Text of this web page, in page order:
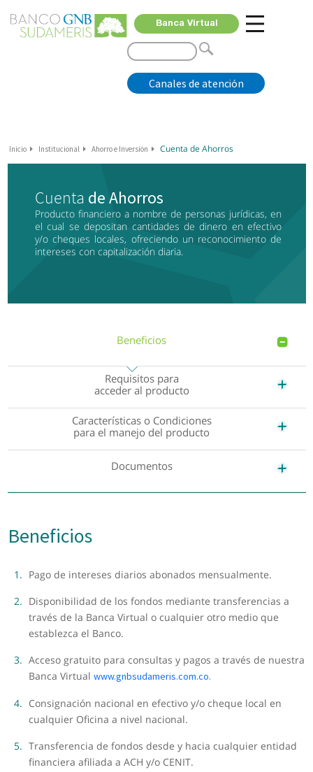
Canales de atención
Banca Virtual
Inicio Institucional Ahorro e Inversión Cuenta de Ahorros
Cuenta de Ahorros
Producto financiero a nombre de personas jurídicas, en
el cual se depositan cantidades de dinero en efectivo
y/o cheques locales, ofreciendo un reconocimiento de
intereses con capitalización diaria.
Beneficios
Requisitos para
acceder al producto
Características o Condiciones
para el manejo del producto
Documentos
Beneficios
Pago de intereses diarios abonados mensualmente.
Disponibilidad de los fondos mediante transferencias a
través de la Banca Virtual o cualquier otro medio que
establezca el Banco.
Acceso gratuito para consultas y pagos a través de nuestra
Banca Virtual www.gnbsudameris.com.co.
Consignación nacional en efectivo y/o cheque local en
cualquier Oficina a nivel nacional.
Transferencia de fondos desde y hacia cualquier entidad
financiera afiliada a ACH y/o CENIT.